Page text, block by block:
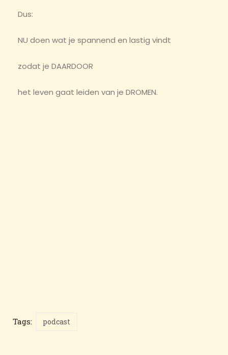
Dus:
NU doen wat je spannend en lastig vindt
zodat je DAARDOOR
het leven gaat leiden van je DROMEN.
Tags: podcast